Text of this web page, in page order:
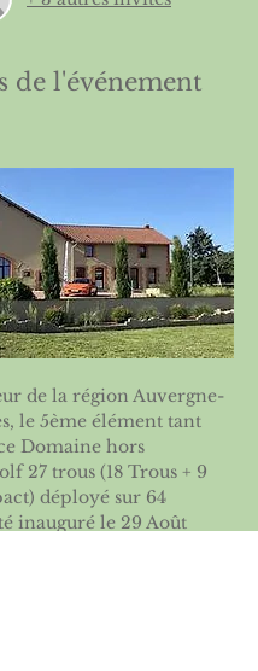
de l'événement
de la région Auvergne-
le 5ème élément tant
Domaine hors
27 trous (18 Trous + 9
déployé sur 64
inauguré le 29 Août